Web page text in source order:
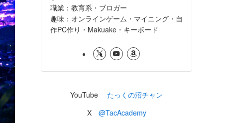
職業：教育系・ブロガー
趣味：オンラインゲーム・マイニング・自
作PC作り・Makuake・キーボード
YouTube たっくの沼チャン
X @TacAcademy